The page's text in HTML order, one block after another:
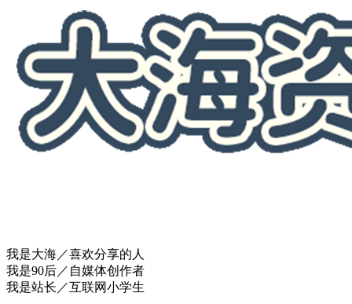
我是大海／喜欢分享的人
我是90后／自媒体创作者
我是站长／互联网小学生